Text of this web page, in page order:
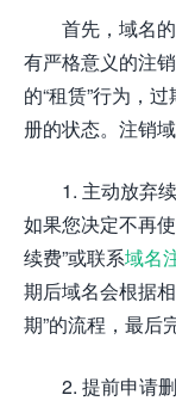
首先，域名
有严格意义的注销
的“租赁”行为，
册的状态。注销
1. 主动放弃
如果您决定不再
续费”或联系域名
期后域名会根据
期”的流程，最后
2. 提前申请